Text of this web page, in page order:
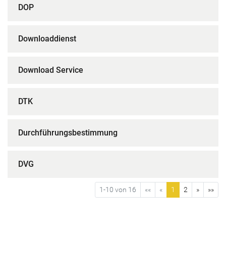
DOP
Downloaddienst
Download Service
DTK
Durchführungsbestimmung
DVG
1-10 von 16 «« « 1 2 » »»